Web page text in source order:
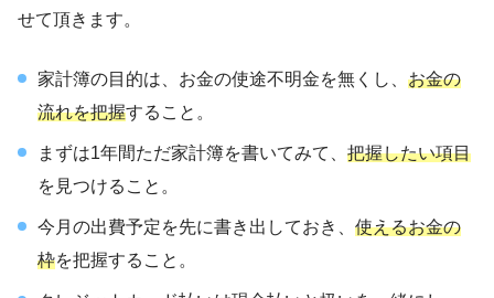
せて頂きます。
家計簿の目的は、お金の使途不明金を無くし、 お金の
流れを把握すること。
まずは1年間ただ家計簿を書いてみて、 把握したい項目
を見つけること。
今月の出費予定を先に書き出しておき、 使えるお金の
枠を把握すること。